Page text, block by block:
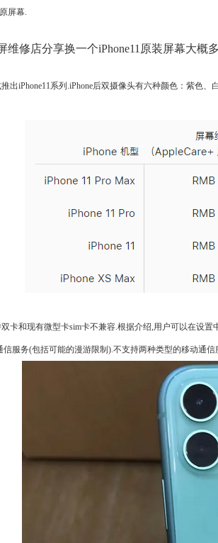
屏幕.
维修店分享换一个iPhone11原装屏幕大概
出iPhone11系列.iPhone后双摄像头有六种颜色：紫色
双卡和现有微型卡sim卡不兼容.根据介绍,用户可以在设置
服务(包括可能的漫游限制).不支持两种类型的移动通